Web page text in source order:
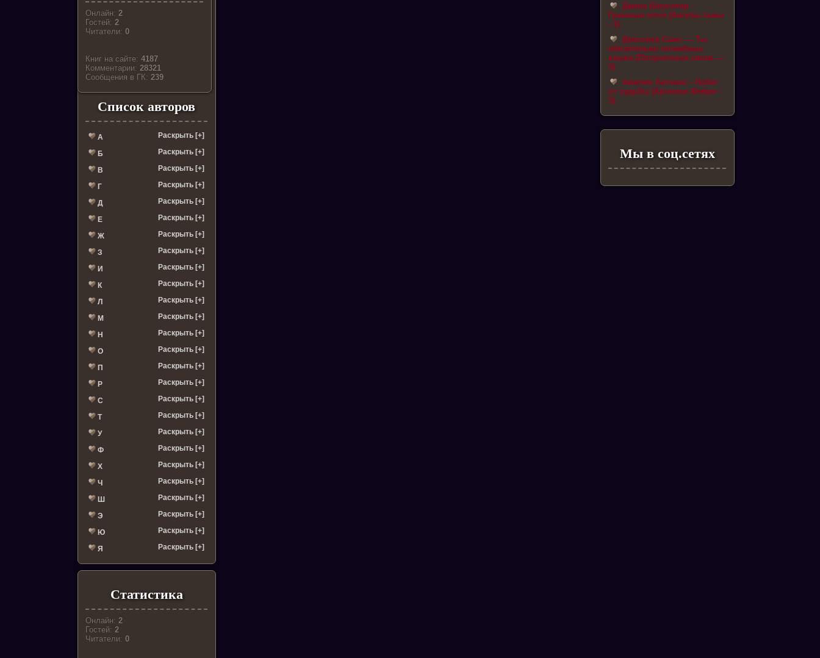
Онлайн: 2
Гостей: 2
Читатели: 0
Книг на сайте: 4187
Комментарии: 28321
Cообщения в ГК: 239
Список авторов
А Раскрыть [+]
Б Раскрыть [+]
В Раскрыть [+]
Г Раскрыть [+]
Д Раскрыть [+]
Е Раскрыть [+]
Ж Раскрыть [+]
З Раскрыть [+]
И Раскрыть [+]
К Раскрыть [+]
Л Раскрыть [+]
М Раскрыть [+]
Н Раскрыть [+]
О Раскрыть [+]
П Раскрыть [+]
Р Раскрыть [+]
С Раскрыть [+]
Т Раскрыть [+]
У Раскрыть [+]
Ф Раскрыть [+]
Х Раскрыть [+]
Ч Раскрыть [+]
Ш Раскрыть [+]
Э Раскрыть [+]
Ю Раскрыть [+]
Я Раскрыть [+]
Статистика
Онлайн: 2
Гостей: 2
Читатели: 0
Джена Шоуолтер -
Грешные ночи (Ангелы тьмы
- 1)
Джессика Симс — Ты
обязательно полюбишь
клыки (Полуночные связи —
3)
Амелия Хатчинс - Побег
от судьбы (Хроники Фейри -
3)
Мы в соц.сетях